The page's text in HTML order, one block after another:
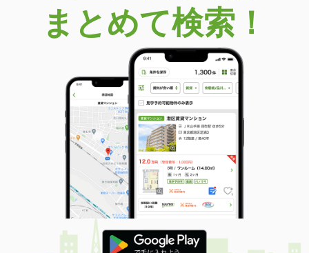
兵庫県朝来市山東町大月
価 格
4.80万円
兵庫県朝来市山東町大月
38.5m²
間取り
2DK
兵庫県神戸市灘区赤松町１丁目
価 格
20万円
住 所
兵庫県神戸市灘区赤松町１丁目
専有面積 89.2m²
間取り
3LDK
兵庫県西宮市中浜町
価 格
5.20万円
まとめて検索！